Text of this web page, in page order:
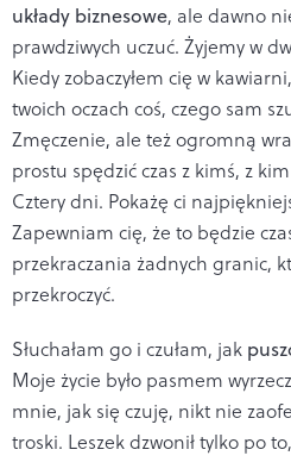
układy biznesowe, ale dawno
prawdziwych uczuć. Żyjemy w
Kiedy zobaczyłem cię w
twoich oczach coś, czego sam
Zmęczenie, ale też ogromną
prostu spędzić czas z kimś, z
Cztery dni. Pokażę ci
Zapewniam cię, że to będzie
przekraczania żadnych granic,
przekroczyć.
Słuchałam go i czułam, jak
Moje życie było pasmem
mnie, jak się czuję, nikt nie
troski. Leszek dzwonił tylko po